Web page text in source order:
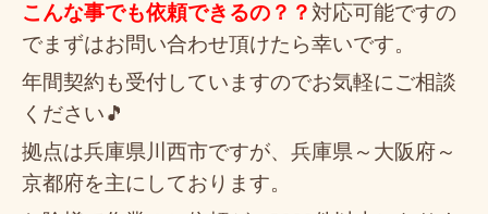
こんな事でも依頼できるの？？ 対応可能ですの
でまずはお問い合わせ頂けたら幸いです。
年間契約も受付していますのでお気軽にご相談
ください🎵
拠点は兵庫県川西市ですが、兵庫県～大阪府～
京都府を主にしております。